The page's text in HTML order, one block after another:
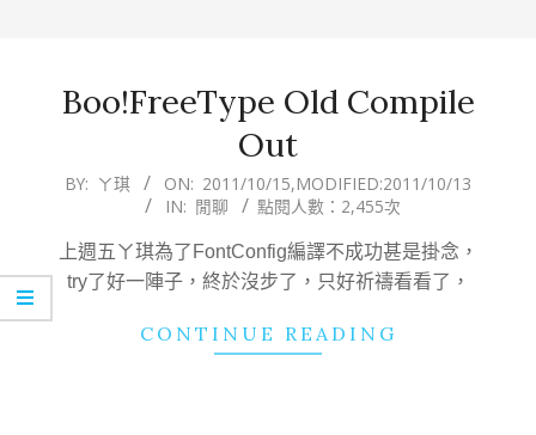
Boo!FreeType Old Compile
Out
2011-
15
BY: ㄚ琪 ON: 2011/10/15,MODIFIED:2011/10/13
IN: 閒聊 點閱人數：2,455次
上週五ㄚ琪為了FontConfig編譯不成功甚是掛念，
try了好一陣子，終於沒步了，只好祈禱看看了，
CONTINUE READING